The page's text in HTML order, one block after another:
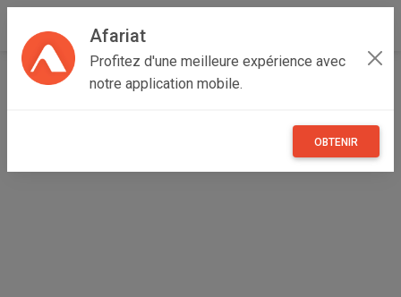
Afariat
Profitez d'une meilleure expérience avec
notre application mobile.
OBTENIR
Accueil Recherche Cap bon - Sahel